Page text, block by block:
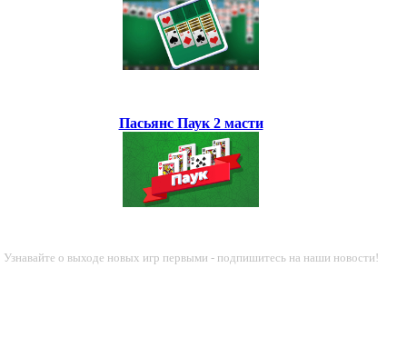
Пасьянс Паук 2 масти
Узнавайте о выходе новых игр первыми - подпишитесь на наши новости!